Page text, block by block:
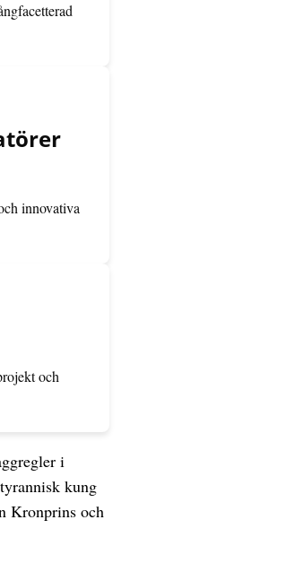
innovativa
och
i
kung
Kronprins och